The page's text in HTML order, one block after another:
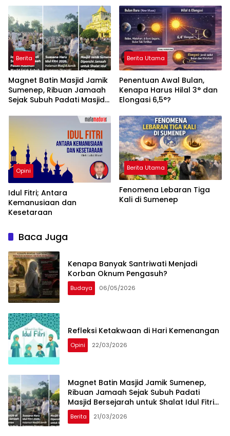
Berita
Magnet Batin Masjid Jamik
Sumenep, Ribuan Jamaah
Sejak Subuh Padati Masjid
Idul Fitri 2026
Berita Utama
Penentuan Awal Bulan,
Kenapa Harus Hilal 3° dan
Elongasi 6,5°?
Opini
Idul Fitri; Antara
Kemanusiaan dan
Kesetaraan
Berita Utama
Fenomena Lebaran Tiga
Kali di Sumenep
Baca Juga
Kenapa Banyak Santriwati Menjadi
Korban Oknum Pengasuh?
Budaya 06/05/2026
Refleksi Ketakwaan di Hari Kemenangan
Opini 22/03/2026
Magnet Batin Masjid Jamik Sumenep,
Ribuan Jamaah Sejak Subuh Padati
Masjid Bersejarah untuk Shalat Idul Fitri
2026
Berita 21/03/2026